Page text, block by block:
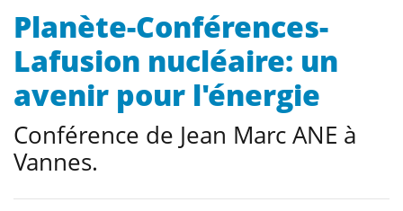
Planète-Conférences-
Lafusion nucléaire: un
avenir pour l'énergie
Conférence de Jean Marc ANE à
Vannes.